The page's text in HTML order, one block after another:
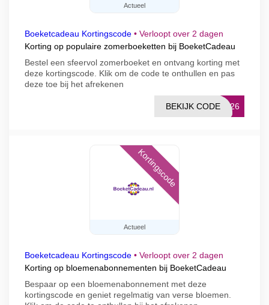
Actueel
Boeketcadeau Kortingscode • Verloopt over 2 dagen
Korting op populaire zomerboeketten bij BoeketCadeau
Bestel een sfeervol zomerboeket en ontvang korting met
deze kortingscode. Klik om de code te onthullen en pas
deze toe bij het afrekenen
KS26
BEKIJK CODE
Actueel
Kortingscode
Boeketcadeau Kortingscode • Verloopt over 2 dagen
Korting op bloemenabonnementen bij BoeketCadeau
Bespaar op een bloemenabonnement met deze
kortingscode en geniet regelmatig van verse bloemen.